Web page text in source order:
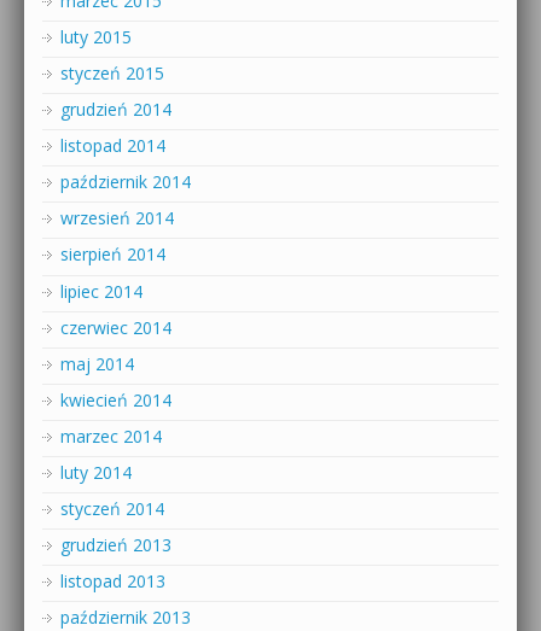
luty 2015
styczeń 2015
grudzień 2014
listopad 2014
październik 2014
wrzesień 2014
sierpień 2014
lipiec 2014
czerwiec 2014
maj 2014
kwiecień 2014
marzec 2014
luty 2014
styczeń 2014
grudzień 2013
listopad 2013
październik 2013